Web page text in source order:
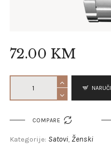
72.00 KM
NARUČI
COMPARE 
Kategorije: Satovi Ženski